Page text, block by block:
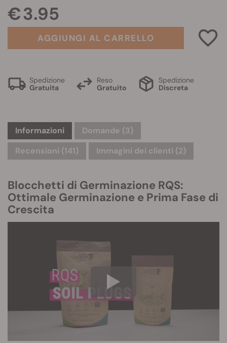
€ 3.95
AGGIUNGI AL CARRELLO
Spedizione
Gratuita
Reso
Gratuito
Spedizione
Discreta
Informazioni Domande (3)
Recensioni (141)
Immagini dei clienti (2)
Blocchetti di Germinazione RQS:
Ottimale Germinazione e Prima Fase di
Crescita